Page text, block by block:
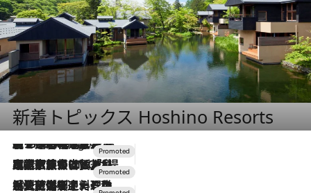
新着トピックス Hoshino Resorts
4 Hours Ago
【トンボの足水浴】ヒノキの香りに包まれて涼感マックス！約13℃の湧水かけ流しを避暑地「星野温泉 トンボの湯」で体験
2026.7.31
【ホテル帰省】という選択肢をOMOが提案。家族とほどよい距離を保つには「昼は実家、夜は気兼ねなくホテルで！」
2026.7.24
【夏限定ディナーコース】旬を迎える稚鮎や花ズッキーニなどをイタリア・トスカーナの郷土料理の手法で満喫！